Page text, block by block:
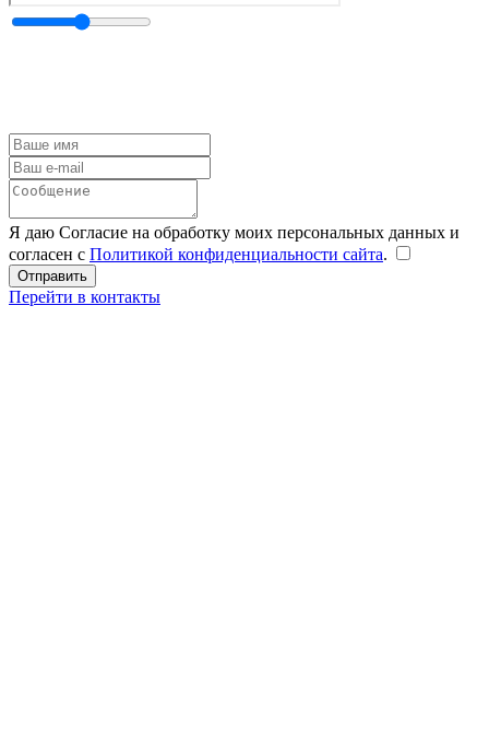
Я даю Согласие на обработку моих персональных данных и
согласен с Политикой конфиденциальности сайта.
Перейти в контакты